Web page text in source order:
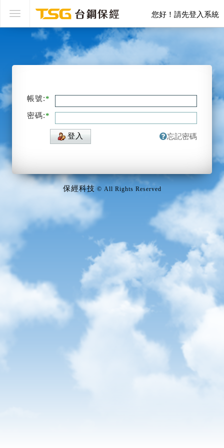
Toggle navigation 您好！請先登入系統
帳號:*
密碼:*
登入 忘記密碼
保經科技 © All Rights Reserved